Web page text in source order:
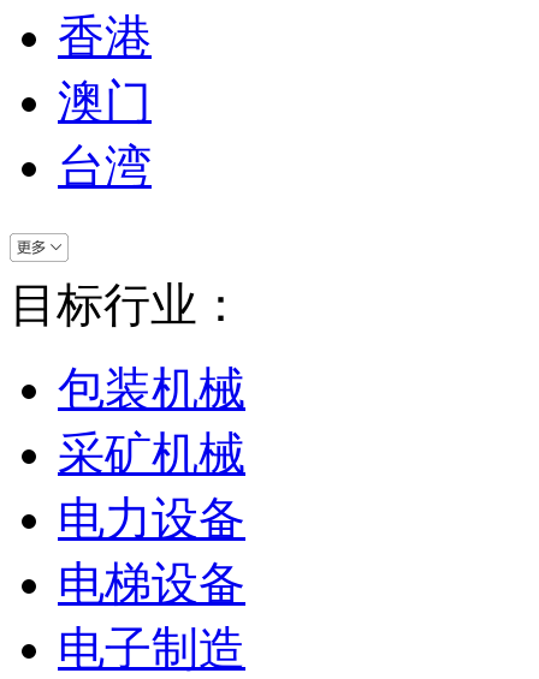
香港
澳门
台湾
目标行业：
包装机械
采矿机械
电力设备
电梯设备
电子制造